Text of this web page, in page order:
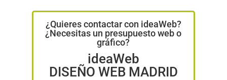
¿Quieres contactar con ideaWeb?
¿Necesitas un presupuesto web o
gráfico?
ideaWeb
DISEÑO WEB MADRID